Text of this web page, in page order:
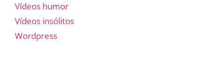
Vídeos humor
Vídeos insólitos
Wordpress